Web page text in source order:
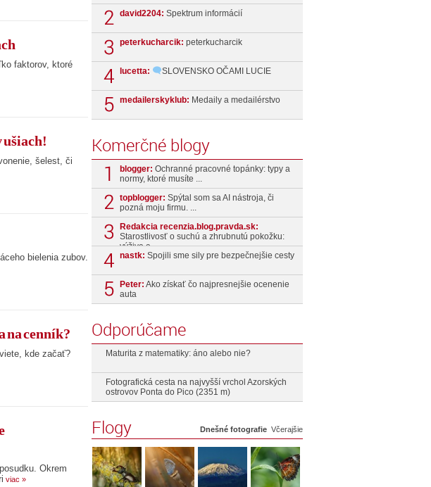
faktorov, ktoré
ušiach!
šelest, či
bielenia zubov.
na cenník?
kde začať?
Okrem
viac »
david2204: Spektrum informácií
peterkucharcik: peterkucharcik
lucetta: SLOVENSKO OČAMI LUCIE
medailerskyklub: Medaily a medailérstvo
Komerčné blogy
blogger: Ochranné pracovné topánky: typy a
normy, ktoré musíte ...
topblogger: Spýtal som sa AI nástroja, či
pozná moju firmu. ...
Redakcia recenzia.blog.pravda.sk:
Starostlivosť o suchú a zhrubnutú pokožku:
výživa a ...
nastk: Spojili sme sily pre bezpečnejšie cesty
Peter: Ako získať čo najpresnejšie ocenenie
auta
Odporúčame
Maturita z matematiky: áno alebo nie?
Fotografická cesta na najvyšší vrchol Azorských
ostrovov Ponta do Pico (2351 m)
Flogy Dnešné fotografie Včerajšie